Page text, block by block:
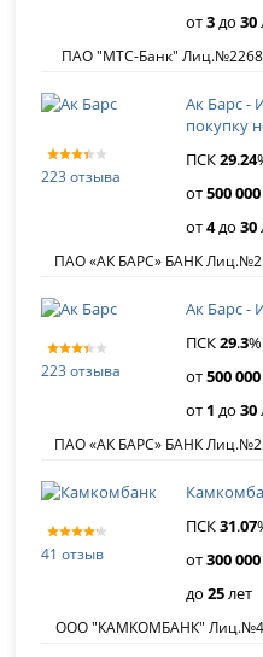
от3до30
ПАО "МТС-Банк" Лиц.№2268
223 отзыва
Ак Барс -
покупку
ПСК29.24
от500 000
от4до30
ПАО «АК БАРС» БАНК
223 отзыва
Ак Барс -
ПСК29.3
от500 000
от 1 до30
ПАО «АК БАРС» БАНК
41 отзыв
ПСК31.07
от300 000
до25лет
ООО "КАМКОМБАНК"